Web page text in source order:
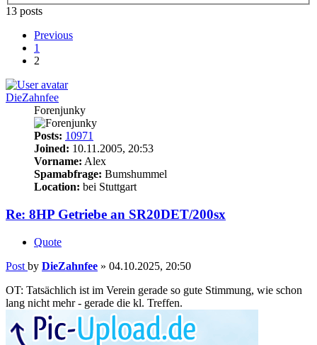
13 posts
Previous
1
2
DieZahnfee
Forenjunky
Posts: 10971
Joined: 10.11.2005, 20:53
Vorname: Alex
Spamabfrage: Bumshummel
Location: bei Stuttgart
Re: 8HP Getriebe an SR20DET/200sx
Quote
Post by DieZahnfee » 04.10.2025, 20:50
OT: Tatsächlich ist im Verein gerade so gute Stimmung, wie schon
lang nicht mehr - gerade die kl. Treffen.